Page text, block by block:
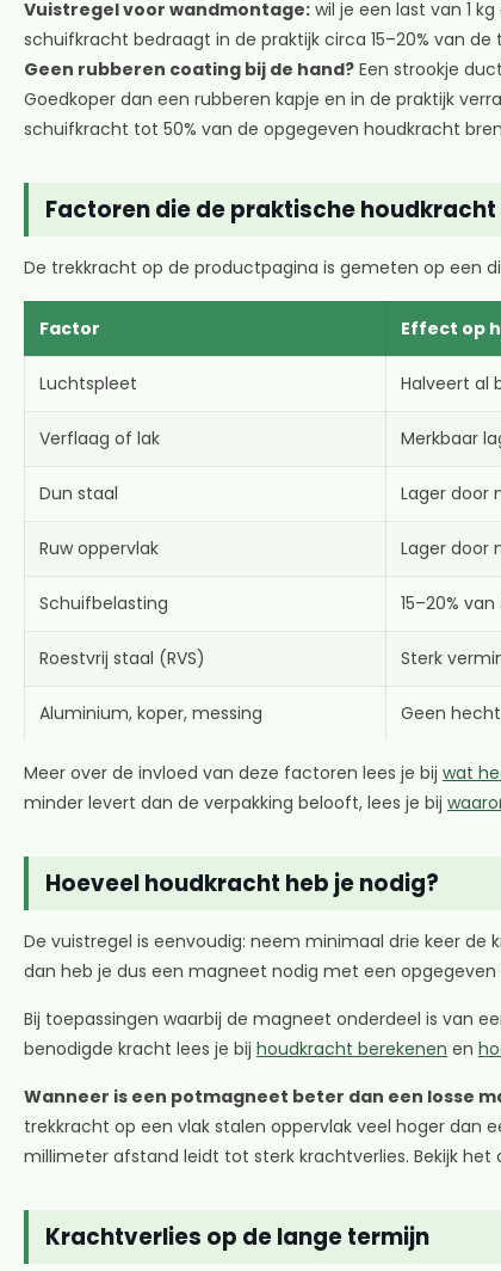
Vuistregel voor wandmontage: wil je een last van 1
schuifkracht bedraagt in de praktijk circa 15–20% van
Geen rubberen coating bij de hand? Een strookje
Goedkoper dan een rubberen kapje en in de praktijk
schuifkracht tot 50% van de opgegeven houdkracht
Factoren die de praktische
De trekkracht op de productpagina is gemeten op een
Factor Effect op
Luchtspleet Halveert al
Verflaag of lak Merkbaar
Dun staal Lager door
Ruw oppervlak Lager door
Schuifbelasting 15–20%
Roestvrij staal (RVS) Sterk
Aluminium, koper, messing Geen
Meer over de invloed van deze factoren lees je bij wat
minder levert dan de verpakking belooft, lees je bij
Hoeveel houdkracht heb je nodig?
De vuistregel is eenvoudig: neem minimaal drie keer de
dan heb je dus een magneet nodig met een
Bij toepassingen waarbij de magneet onderdeel is van
benodigde kracht lees je bij houdkracht berekenen en
Wanneer is een potmagneet beter dan een losse
trekkracht op een vlak stalen oppervlak veel hoger dan
millimeter afstand leidt tot sterk krachtverlies. Bekijk het
Krachtverlies op de lange termijn